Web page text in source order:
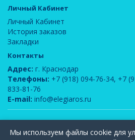
Личный Кабинет
Личный Кабинет
История заказов
Закладки
Контакты
Адрес: г. Краснодар
Телефоны: +7 (918) 094-76-34, +7
833-81-76
E-mail: info@elegiaros.ru
Вся информация, содержащаяся на данном
Мы используем файлы cookie для